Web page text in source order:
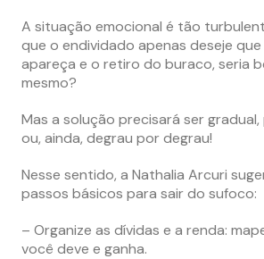
A situação emocional é tão
que o endividado apenas deseje
apareça e o retiro do buraco, seria
mesmo?
Mas a solução precisará ser
ou, ainda, degrau por degrau!
Nesse sentido, a Nathalia Arcuri
passos básicos para sair do sufoco:
– Organize as dívidas e a renda:
você deve e ganha.